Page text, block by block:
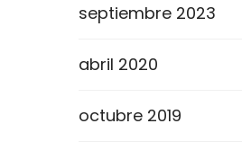
septiembre 2023
abril 2020
octubre 2019